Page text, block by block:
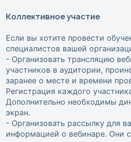
Коллективное участие
Если вы хотите провести
специалистов вашей
- Организовать трансляцию
участников в аудитории,
заранее о месте и времени
Регистрация каждого
Дополнительно необходимы
экран.
- Организовать рассылку для
информацией о вебинаре. Они